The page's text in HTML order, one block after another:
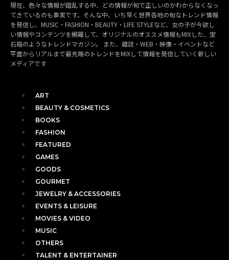
現在、色々な情報が錯乱する中、どの情報が旬で正しいのかわからなくなっ
てきているのも事実です。そんな中、いち早く世界各地の旬なトレンド情報
を発信し、MUSIC・FASHION・BEAUTY・LIFE STYLEなど、女の子が今欲し
い情報やコンテンツを網羅して、オリジナルのオススメ情報もMIXした、宝
石箱のようなトレンドマガジン。 また、雑誌・WEB・映像・イベントなど
平面からリアルまで最先端のトレンドをMIXして情報を発信していく新しい
メディアです
ART
BEAUTY & COSMETICS
BOOKS
FASHION
FEATURED
GAMES
GOODS
GOURMET
JEWELRY & ACCESSORIES
EVENTS & LEISURE
MOVIES & VIDEO
MUSIC
OTHERS
TALENT & ENTERTAINER